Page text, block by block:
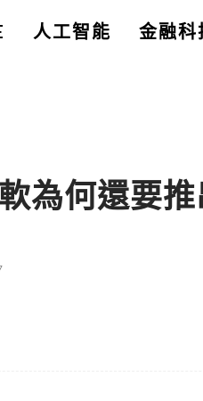
人工智能 金融科
為何還要